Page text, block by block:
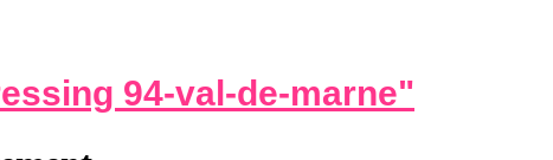
94-val-de-marne"